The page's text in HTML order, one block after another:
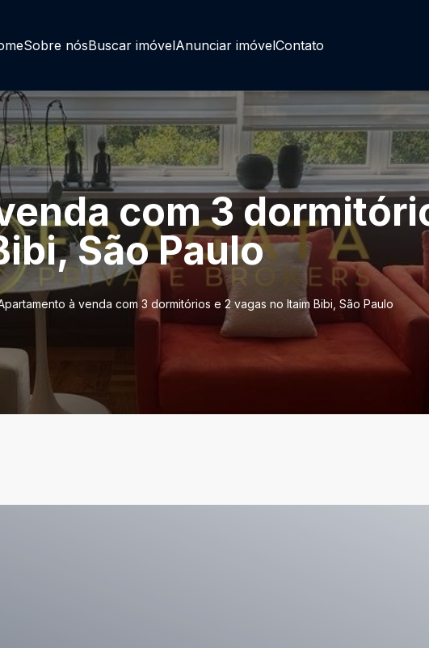
Sobre nósBuscar imóvelAnunciar imóvelContato
com 3
São Paulo
à venda com 3 dormitórios e 2 vagas no Itaim Bibi, São Paulo